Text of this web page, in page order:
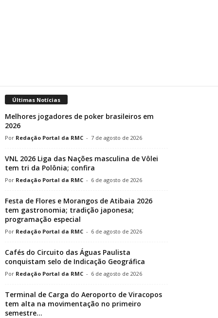
Últimas Notícias
Melhores jogadores de poker brasileiros em
2026
Redação Portal da RMC - 7 de agosto de 2026
VNL 2026 Liga das Nações masculina de Vôlei
tem tri da Polônia; confira
Redação Portal da RMC - 6 de agosto de 2026
Festa de Flores e Morangos de Atibaia 2026
tem gastronomia; tradição japonesa;
programação especial
Redação Portal da RMC - 6 de agosto de 2026
Cafés do Circuito das Águas Paulista
conquistam selo de Indicação Geográfica
Redação Portal da RMC - 6 de agosto de 2026
Terminal de Carga do Aeroporto de Viracopos
tem alta na movimentação no primeiro
semestre...